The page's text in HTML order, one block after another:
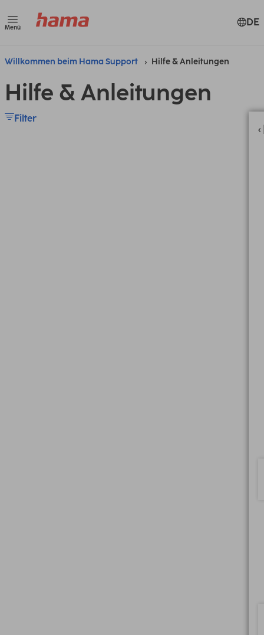
Menü DE
Willkommen beim Hama Support Hilfe & Anleitungen
Hilfe & Anleitungen
Filter